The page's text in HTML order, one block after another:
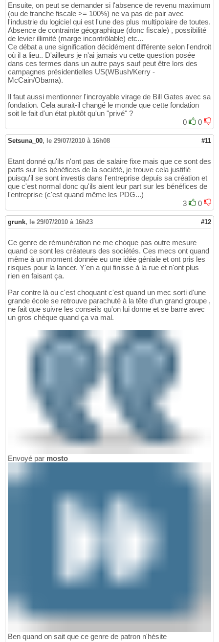
Ensuite, on peut se demander si l'absence de revenu maximum
(ou de tranche fiscale >= 100%) ne va pas de pair avec
l'industrie du logiciel qui est l'une des plus multipolaire de toutes.
Absence de contrainte géographique (donc fiscale) , possibilité
de levier illimité (marge incontrôlable) etc...
Ce débat a une signification décidément différente selon l'endroit
où il a lieu.. D'ailleurs je n'ai jamais vu cette question posée
dans ces termes dans un autre pays sauf peut être lors des
campagnes présidentielles US(WBush/Kerry -
McCain/Obama).
Il faut aussi mentionner l'incroyable virage de Bill Gates avec sa
fondation. Cela aurait-il changé le monde que cette fondation
soit le fait d'un état plutôt qu'un "privé" ?
0
0
Setsuna_00, le 29/07/2010 à 16h08 #11
Etant donné qu'ils n'ont pas de salaire fixe mais que ce sont des
parts sur les bénéfices de la société, je trouve cela justifié
puisqu'il se sont investis dans l'entreprise depuis sa création et
que c'est normal donc qu'ils aient leur part sur les bénéfices de
l'entreprise (c'est quand même les PDG...)
3
0
grunk, le 29/07/2010 à 16h23 #12
Ce genre de rémunération ne me choque pas outre mesure
quand ce sont les créateurs des sociétés. Ces mecs ont quand
même à un moment donnée eu une idée géniale et ont pris les
risques pour la lancer. Y'en a qui finisse à la rue et n'ont plus
rien en faisant ça.
Par contre là ou c'est choquant c'est quand un mec sorti d'une
grande école se retrouve parachuté à la tête d'un grand groupe ,
ne fait que suivre les conseils qu'on lui donne et se barre avec
un gros chèque quand ça va mal.
Envoyé par mosto
Ben quand on sait que ce genre de patron n'hésite